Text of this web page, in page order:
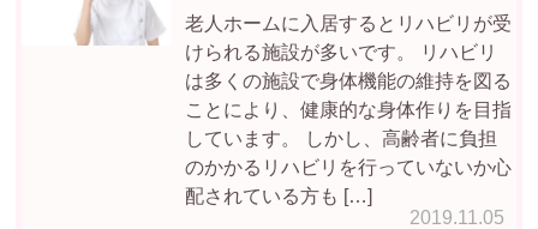
2019.11.05
老人ホームに入居するとリハビリが受
けられる施設が多いです。 リハビリ
は多くの施設で身体機能の維持を図る
ことにより、健康的な身体作りを目指
しています。 しかし、高齢者に負担
のかかるリハビリを行っていないか心
配されている方も […]